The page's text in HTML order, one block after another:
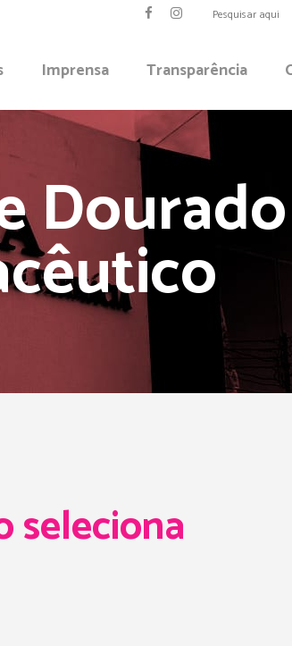
Imprensa Transparência
Dourado
seleciona